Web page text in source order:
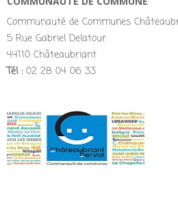
Communauté de Communes
5 Rue Gabriel Delatour
44110 Châteaubriant
Tél :02 28 04 06 33